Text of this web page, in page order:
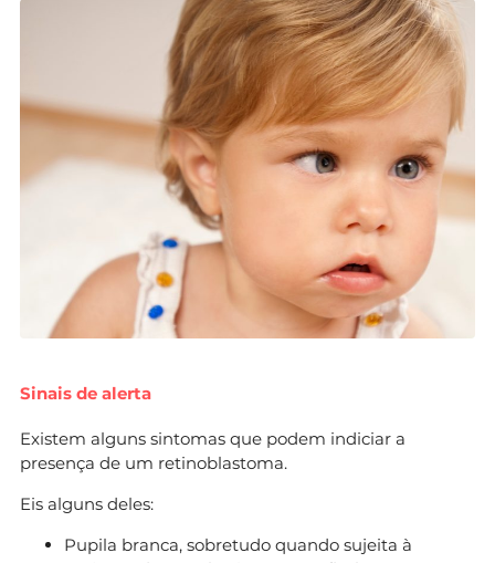
Sinais de alerta
Existem alguns sintomas que podem indiciar a
presença de um retinoblastoma.
Eis alguns deles:
Pupila branca, sobretudo quando sujeita à